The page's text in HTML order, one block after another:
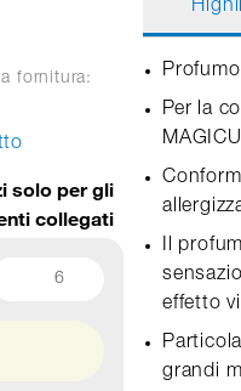
fornitura:
solo per gli
collegati
6
Per la
Il
effetto
grandi